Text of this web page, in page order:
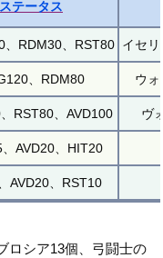
ステータス
、RDM30、RST80 イセ
、RDM80 ウ
RST80、AVD100 ヴ
AVD20、HIT20
AVD20、RST10
ロシア13個、弓闘士の